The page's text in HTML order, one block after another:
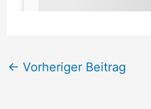
← Vorheriger Beitrag